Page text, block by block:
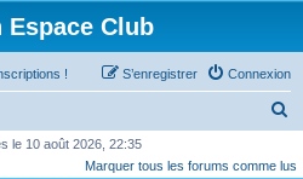
Espace Club
! Connexion
S’enregistrer
c
le 10 août 2026, 22:35
Marquer tous les forums comme lus